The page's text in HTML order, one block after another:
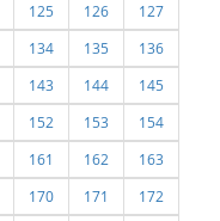
125 126
127
134 135
136
143 144
145
152 153
154
161 162
163
170 171
172